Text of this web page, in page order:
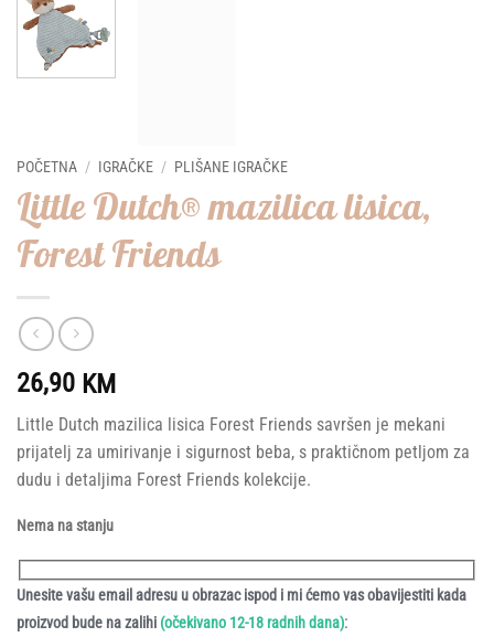
POČETNA / IGRAČKE / PLIŠANE IGRAČKE
Little Dutch® mazilica lisica,
Forest Friends
26,90 KM
Little Dutch mazilica lisica Forest Friends savršen je mekani
prijatelj za umirivanje i sigurnost beba, s praktičnom petljom za
dudu i detaljima Forest Friends kolekcije.
Nema na stanju
Unesite vašu email adresu u obrazac ispod i mi ćemo vas obavijestiti kada
proizvod bude na zalihi (očekivano 12-18 radnih dana):